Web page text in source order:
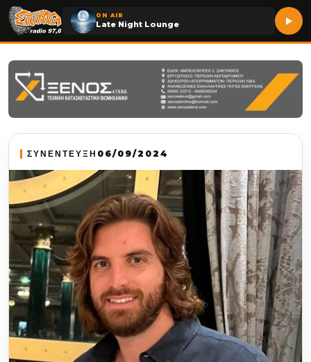
ON AIR
Late Night Lounge
ΣΥΝΕΝΤΕΥΞΗ 06/09/2024